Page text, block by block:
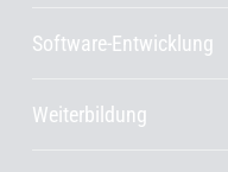
Software-Entwicklung
Weiterbildung